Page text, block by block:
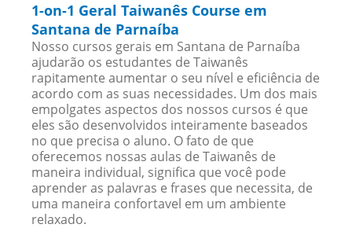
1-on-1 Geral Taiwanês Course em
Santana de Parnaíba
Nosso cursos gerais em Santana de Parnaíba
ajudarão os estudantes de Taiwanês
rapitamente aumentar o seu nível e eficiência de
acordo com as suas necessidades. Um dos mais
empolgates aspectos dos nossos cursos é que
eles são desenvolvidos inteiramente baseados
no que precisa o aluno. O fato de que
oferecemos nossas aulas de Taiwanês de
maneira individual, significa que você pode
aprender as palavras e frases que necessita, de
uma maneira confortavel em um ambiente
relaxado.